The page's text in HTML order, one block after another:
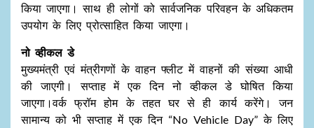
किया जाएगा। साथ ही लोगों को सार्वजनिक परिवहन के अधिकतम
उपयोग के लिए प्रोत्साहित किया जाएगा।
नो व्हीकल डे
मुख्यमंत्री एवं मंत्रीगणों के वाहन फ्लीट में वाहनों की संख्या आधी
की जाएगी। सप्ताह में एक दिन नो व्हीकल डे घोषित किया
जाएगा।वर्क फ्रॉम होम के तहत घर से ही कार्य करेंगे। जन
सामान्य को भी सप्ताह में एक दिन “No Vehicle Day” के लिए